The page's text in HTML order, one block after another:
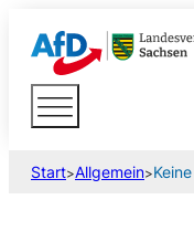
Start>Allgemein>